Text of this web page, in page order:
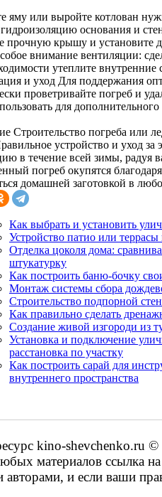
яму или выройте котлован
основания и
прочную крышу и установите
внимание вентиляции:
утеплите внутренние
и уход Для поддержания
проветривайте погреб и
для
Строительство погреба или
устройство и уход
в течение всей зимы,
погреб окупятся
домашней заготовкой в
Как выбрать и установить
Устройство патио или
Отделка цоколя дома:
штукатурку
Как построить баню-бочку
Монтаж системы сбора
Строительство подпорной
Как правильно сделать
Создание живой изгороди из
Установка и подключение
расстановка по участку
Как построить сарай для
внутреннего пространства
kino-shevchenko.ru ©
материалов ссылка на
авторами, и если ваши